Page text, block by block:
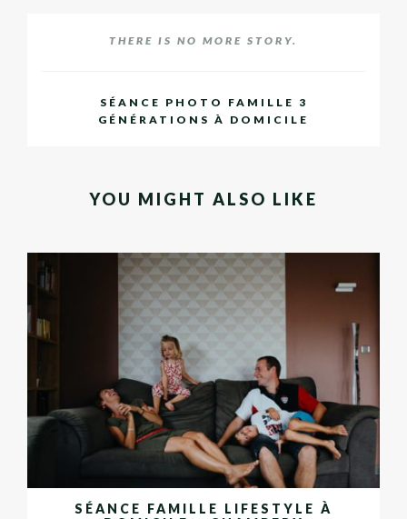
THERE IS NO MORE STORY.
SÉANCE PHOTO FAMILLE 3
GÉNÉRATIONS À DOMICILE
YOU MIGHT ALSO LIKE
SÉANCE FAMILLE LIFESTYLE À